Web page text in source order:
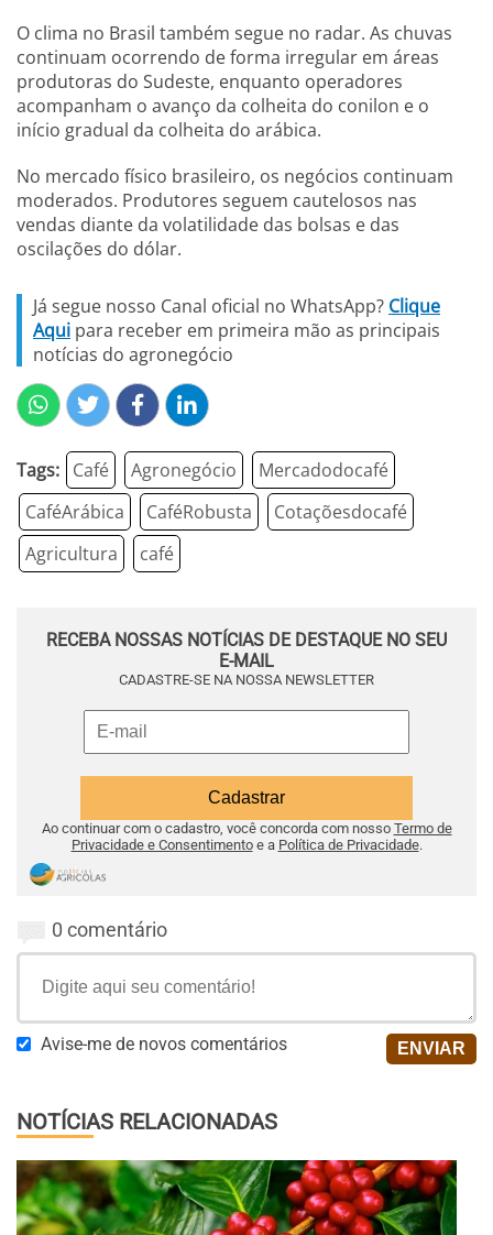
O clima no Brasil também segue no radar. As chuvas
continuam ocorrendo de forma irregular em áreas
produtoras do Sudeste, enquanto operadores
acompanham o avanço da colheita do conilon e o
início gradual da colheita do arábica.
No mercado físico brasileiro, os negócios continuam
moderados. Produtores seguem cautelosos nas
vendas diante da volatilidade das bolsas e das
oscilações do dólar.
Já segue nosso Canal oficial no WhatsApp? Clique
Aqui para receber em primeira mão as principais
notícias do agronegócio
Tags: Café Agronegócio
Mercadodocafé
CaféArábica
CaféRobusta
Cotaçõesdocafé
Agricultura
café
RECEBA NOSSAS NOTÍCIAS DE DESTAQUE NO SEU
E-MAIL
CADASTRE-SE NA NOSSA NEWSLETTER
Ao continuar com o cadastro, você concorda com nosso Termo de
Privacidade e Consentimentoe a Política de Privacidade.
0 comentário
Avise-me de novos comentários
NOTÍCIAS RELACIONADAS